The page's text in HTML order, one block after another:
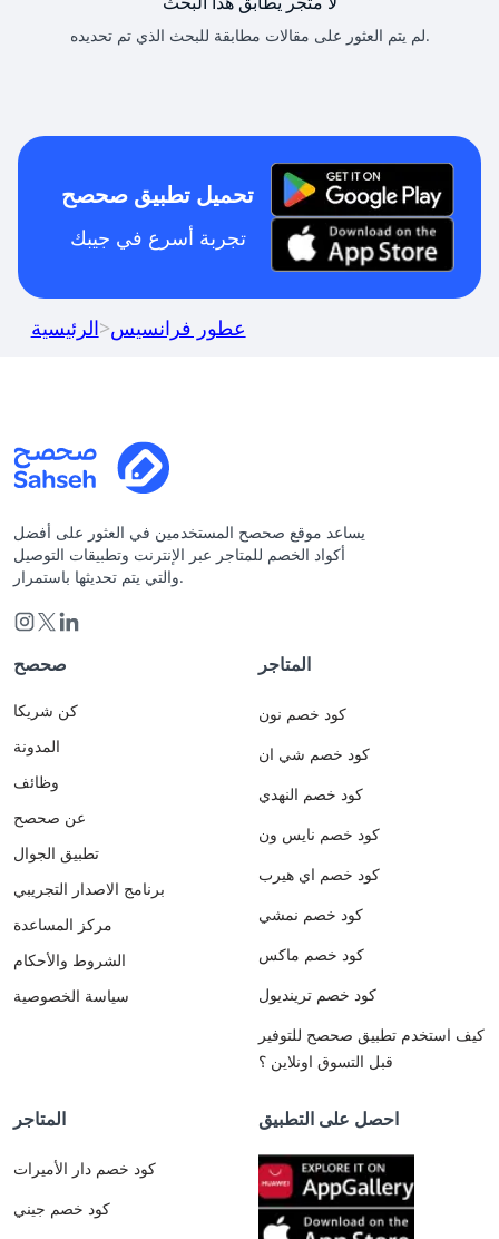
لم يتم العثور على مقالات مطابقة للبحث الذي تم تحديده.
تحميل تطبيق صحصح
تجربة أسرع في جيبك
الرئيسية>عطور فرانسيس
يساعد موقع صحصح المستخدمين في العثور على أفضل
أكواد الخصم للمتاجر عبر الإنترنت وتطبيقات التوصيل
والتي يتم تحديثها باستمرار.
صحصح
كن شريكا
المدونة
وظائف
عن صحصح
تطبيق الجوال
برنامج الاصدار التجريبي
مركز المساعدة
الشروط والأحكام
سياسة الخصوصية
المتاجر
كود خصم نون
كود خصم شي ان
كود خصم النهدي
كود خصم نايس ون
كود خصم اي هيرب
كود خصم نمشي
كود خصم ماكس
كود خصم ترينديول
كيف استخدم تطبيق صحصح للتوفير
قبل التسوق اونلاين ؟
المتاجر
كود خصم دار الأميرات
كود خصم جيني
احصل على التطبيق